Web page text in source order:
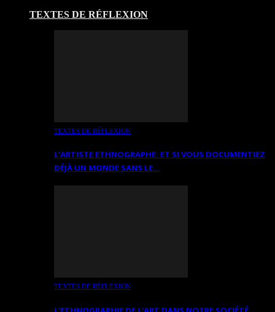
TEXTES DE RÉFLEXION
TEXTES DE RÉFLEXION
L’ARTISTE ETHNOGRAPHE: ET SI VOUS DOCUMENTIEZ
DÉJÀ UN MONDE SANS LE…
TEXTES DE RÉFLEXION